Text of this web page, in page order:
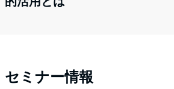
セミナー情報